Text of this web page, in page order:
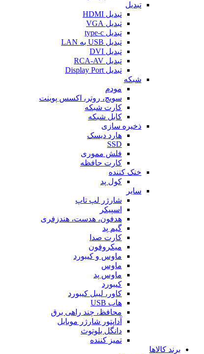
تبدیل
تبدیل HDMI
تبدیل VGA
تبدیل type-c
تبدیل USB به LAN
تبدیل DVI
تبدیل RCA-AV
تبدیل Display Port
شبکه
مودم
سویچ، روتر، اکسس پوینت
کارت شبکه
کابل شبکه
ذخیره سازی
هارد دیسک
SSD
فلش مموری
کارت حافظه
خنک کننده
کول پد
سایر
شارژر لپ تاپ
اسپیکر
هدفون، هدست، هندزفری
گیم پد
کارت صدا
میکروفون
ماوس و کیبورد
ماوس
ماوس پد
کیبورد
کاور، لیبل کیبورد
هاب USB
محافظ، چند راهی برق
آداپتور شارژر موبایل
دانگل بلوتوث
تمیز کننده
برند کالاها